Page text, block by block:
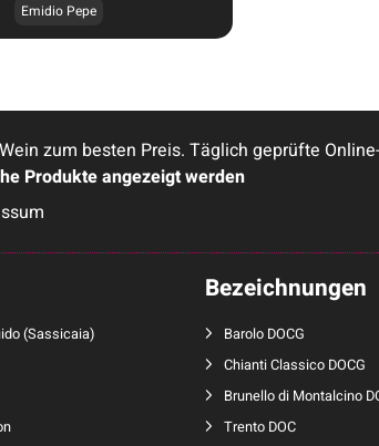
Emidio Pepe
zum besten Preis. Täglich geprüfte
Produkte angezeigt werden
(Sassicaia)
Bezeichnungen
Barolo DOCG
Chianti Classico DOCG
Brunello di Montalcino
Trento DOC